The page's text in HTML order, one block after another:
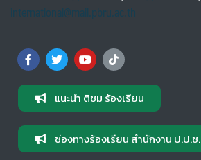
international@mail.pbru.ac.th
แนะนำ ติชม ร้องเรียน
ช่องทางร้องเรียน สำนักงาน ป.ป.ช.